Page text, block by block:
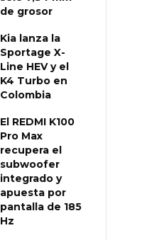
de grosor
Kia lanza la
Sportage X-
Line HEV y el
K4 Turbo en
Colombia
El REDMI K100
Pro Max
recupera el
subwoofer
integrado y
apuesta por
pantalla de 185
Hz